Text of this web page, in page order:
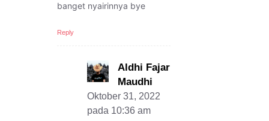
banget nyairinnya bye
Reply
Aldhi Fajar
Maudhi
Oktober 31, 2022
pada 10:36 am